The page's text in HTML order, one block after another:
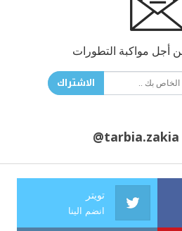
أجل مواكبة التطورات
الاشتراك
@tarbia.zakia
تويتر
انضم الينا